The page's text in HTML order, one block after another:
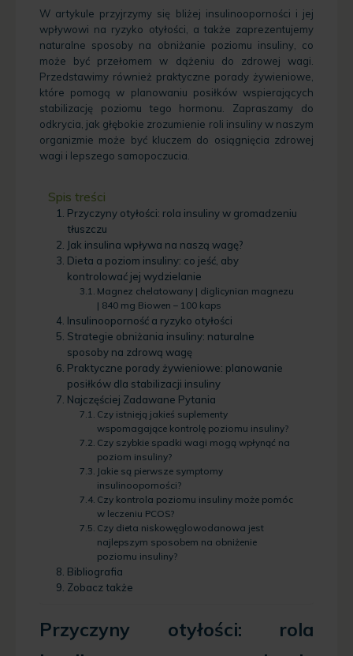
W artykule przyjrzymy się bliżej insulinooporności i jej
wpływowi na ryzyko otyłości, a także zaprezentujemy
naturalne sposoby na obniżanie poziomu insuliny, co
może być przełomem w dążeniu do zdrowej wagi.
Przedstawimy również praktyczne porady żywieniowe,
które pomogą w planowaniu posiłków wspierających
stabilizację poziomu tego hormonu. Zapraszamy do
odkrycia, jak głębokie zrozumienie roli insuliny w naszym
organizmie może być kluczem do osiągnięcia zdrowej
wagi i lepszego samopoczucia.
Spis treści
Przyczyny otyłości: rola insuliny w gromadzeniu
tłuszczu
Jak insulina wpływa na naszą wagę?
Dieta a poziom insuliny: co jeść, aby
kontrolować jej wydzielanie
Magnez chelatowany | diglicynian magnezu
| 840 mg Biowen – 100 kaps
Insulinooporność a ryzyko otyłości
Strategie obniżania insuliny: naturalne
sposoby na zdrową wagę
Praktyczne porady żywieniowe: planowanie
posiłków dla stabilizacji insuliny
Najczęściej Zadawane Pytania
Czy istnieją jakieś suplementy
wspomagające kontrolę poziomu insuliny?
Czy szybkie spadki wagi mogą wpłynąć na
poziom insuliny?
Jakie są pierwsze symptomy
insulinooporności?
Czy kontrola poziomu insuliny może pomóc
w leczeniu PCOS?
Czy dieta niskowęglowodanowa jest
najlepszym sposobem na obniżenie
poziomu insuliny?
Bibliografia
Zobacz także
Przyczyny otyłości: rola